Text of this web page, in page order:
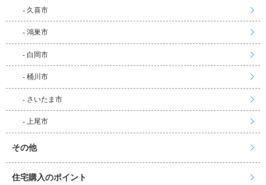
- 久喜市
- 鴻巣市
- 白岡市
- 桶川市
- さいたま市
- 上尾市
その他
住宅購入のポイント